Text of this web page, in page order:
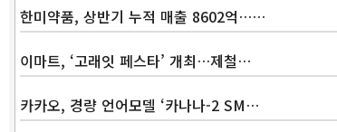
한미약품, 상반기 누적 매출 8602억……
이마트, ‘고래잇 페스타’ 개최…제철…
카카오, 경량 언어모델 ‘카나나-2 SM…